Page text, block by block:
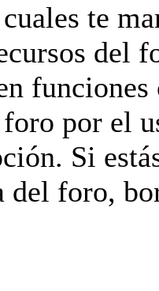
te
del
por el
Si
del foro,